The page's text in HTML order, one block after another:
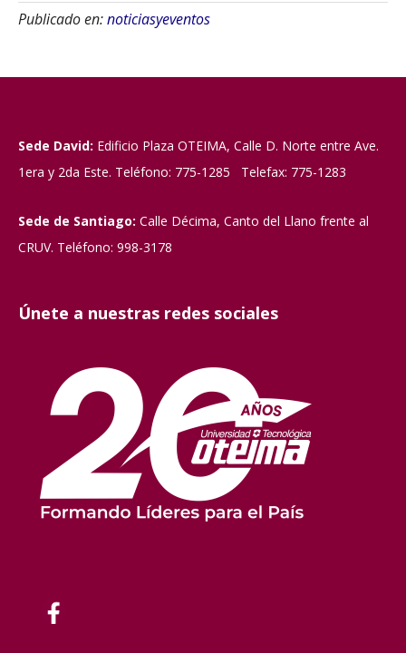
Publicado en:noticiasyeventos
Sede David: Edificio Plaza OTEIMA, Calle D. Norte entre Ave.
1era y 2da Este. Teléfono: 775-1285 Telefax: 775-1283
Sede de Santiago: Calle Décima, Canto del Llano frente al
CRUV. Teléfono: 998-3178
Únete a nuestras redes sociales